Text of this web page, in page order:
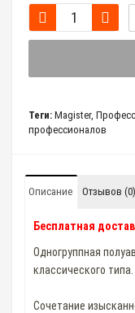
Теги: Magister,
профессионалов
Описание Отзывов (0)
Бесплатная
Одногруппная
классического типа.
Сочетание